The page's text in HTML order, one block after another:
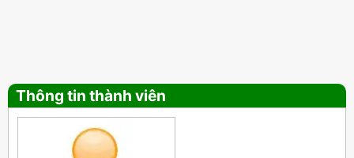
Thông tin thành viên